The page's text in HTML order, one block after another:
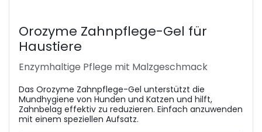
Orozyme Zahnpflege-Gel für
Haustiere
Enzymhaltige Pflege mit Malzgeschmack
Das Orozyme Zahnpflege-Gel unterstützt die
Mundhygiene von Hunden und Katzen und hilft,
Zahnbelag effektiv zu reduzieren. Einfach anzuwenden
mit einem speziellen Aufsatz.